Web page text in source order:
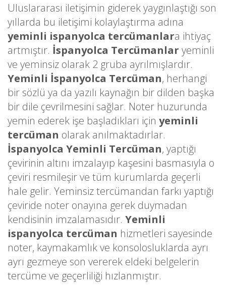
Uluslararası iletişimin giderek yaygınlaştığı son
yıllarda bu iletişimi kolaylaştırma adına
yeminli ispanyolca tercümanlara ihtiyaç
artmıştır. İspanyolca Tercümanlar yeminli
ve yeminsiz olarak 2 gruba ayrılmışlardır.
Yeminli İspanyolca Tercüman, herhangi
bir sözlü ya da yazılı kaynağın bir dilden başka
bir dile çevrilmesini sağlar. Noter huzurunda
yemin ederek işe başladıkları için yeminli
tercüman olarak anılmaktadırlar.
İspanyolca Yeminli Tercüman, yaptığı
çevirinin altını imzalayıp kaşesini basmasıyla o
çeviri resmileşir ve tüm kurumlarda geçerli
hale gelir. Yeminsiz tercümandan farkı yaptığı
çeviride noter onayına gerek duymadan
kendisinin imzalamasıdır. Yeminli
ispanyolca tercüman hizmetleri sayesinde
noter, kaymakamlık ve konsolosluklarda ayrı
ayrı gezmeye son vererek eldeki belgelerin
tercüme ve geçerliliği hızlanmıştır.